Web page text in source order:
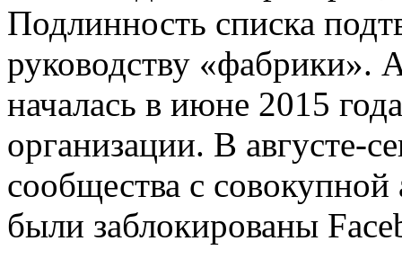
Подлинность списка
руководству «фабрики».
началась в июне 2015
организации. В августе-
сообщества с
были заблокированы